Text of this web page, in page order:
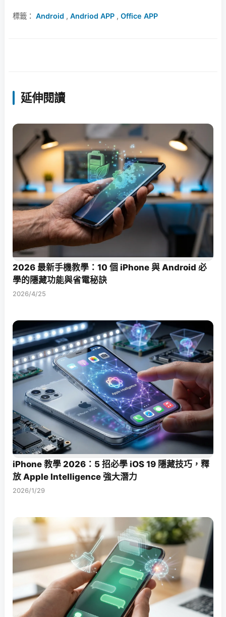
標籤： Android , Andriod APP , Office APP
延伸閱讀
2026 最新手機教學：10 個 iPhone 與 Android 必
學的隱藏功能與省電秘訣
2026/4/25
iPhone 教學 2026：5 招必學 iOS 19 隱藏技巧，釋
放 Apple Intelligence 強大潛力
2026/1/29